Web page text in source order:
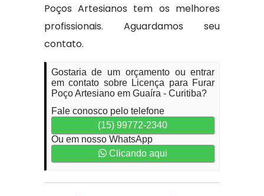
Poços Artesianos tem os melhores
profissionais. Aguardamos seu
contato.
Gostaria de um orçamento ou entrar
em contato sobre Licença para Furar
Poço Artesiano em Guaíra - Curitiba?
Fale conosco pelo telefone
(15) 99772-2340
Ou em nosso WhatsApp
Clicando aqui